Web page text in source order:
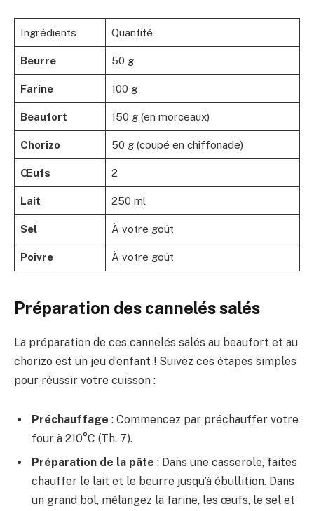
Ingrédients Quantité
Beurre 50 g
Farine 100 g
Beaufort 150 g (en morceaux)
Chorizo 50 g (coupé en chiffonade)
Œufs 2
Lait 250 ml
Sel À votre goût
Poivre À votre goût
Préparation des cannelés salés
La préparation de ces cannelés salés au beaufort et au
chorizo est un jeu d’enfant ! Suivez ces étapes simples
pour réussir votre cuisson :
Préchauffage : Commencez par préchauffer votre
four à 210°C (Th. 7).
Préparation de la pâte : Dans une casserole, faites
chauffer le lait et le beurre jusqu’à ébullition. Dans
un grand bol, mélangez la farine, les œufs, le sel et